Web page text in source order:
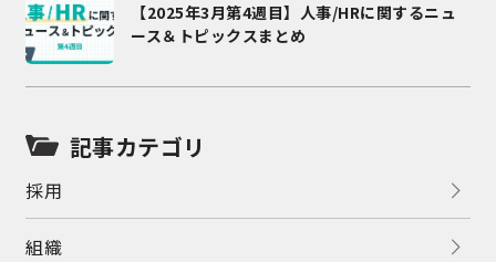
【2025年3月第4週目】人事/HRに関するニュ
ース＆トピックスまとめ
記事カテゴリ
採用
組織